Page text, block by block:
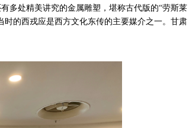
多处精美讲究的金属雕塑，堪称古代版的“劳斯莱
的西戎应是西方文化东传的主要媒介之一。甘肃